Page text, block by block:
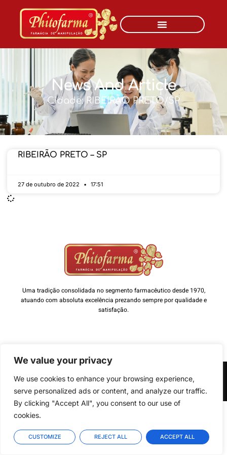
We value your privacy
We use cookies to enhance your browsing experience,
serve personalized ads or content, and analyze our traffic.
By clicking "Accept All", you consent to our use of
cookies.
CUSTOMIZE REJECT ALL ACCEPT ALL
News And Article
Cidade: RIBEIRÃO PRETO/SP
RIBEIRÃO PRETO – SP
27 de outubro de 2022 17:51
Uma tradição consolidada no segmento farmacêutico desde 1970,
atuando com absoluta excelência prezando sempre por qualidade e
satisfação.
Copyright © 2022 PHITOFARMA - Todos os direitos reservados. Desenvolvido por
A&M Solutions: Agência de Marketing Digital